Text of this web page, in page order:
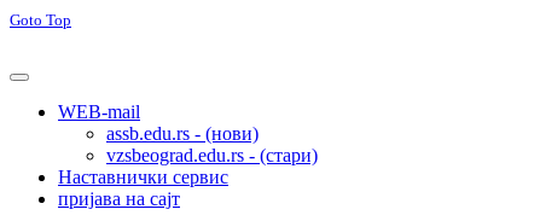
Goto Top
WEB-mail
assb.edu.rs - (нови)
vzsbeograd.edu.rs - (стари)
Наставнички сервис
пријава на сајт